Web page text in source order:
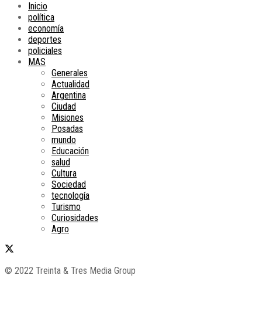
Inicio
política
economía
deportes
policiales
MAS
Generales
Actualidad
Argentina
Ciudad
Misiones
Posadas
mundo
Educación
salud
Cultura
Sociedad
tecnología
Turismo
Curiosidades
Agro
© 2022 Treinta & Tres Media Group